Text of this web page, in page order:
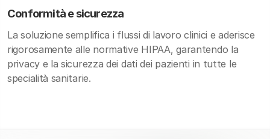
Conformità e sicurezza
La soluzione semplifica i flussi di lavoro clinici e aderisce
rigorosamente alle normative HIPAA, garantendo la
privacy e la sicurezza dei dati dei pazienti in tutte le
specialità sanitarie.